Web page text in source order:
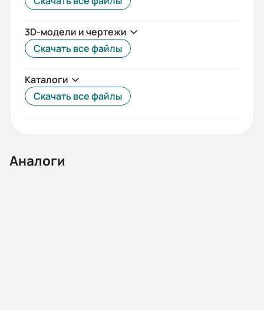
3D-модели и чертежи
Скачать все файлы
Каталоги
Скачать все файлы
Аналоги